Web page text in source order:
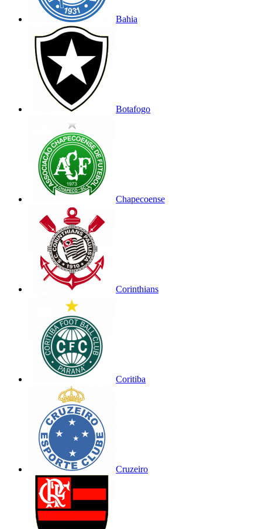
Bahia
Botafogo
Chapecoense
Corinthians
Coritiba
Cruzeiro